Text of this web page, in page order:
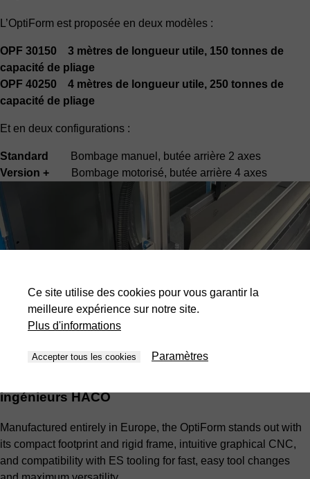
L’OptiForm est proposée en deux modèles :
OPF 30150 3 mètres de longueur utile, 150 tonnes de
capacité de pliage
OPF 40250 4 mètres de longueur utile, 250 tonnes de
capacité de pliage
Et en deux configurations :
Standard
Bombage manuel, butée arrière 2 axes
Version + Bombage motorisé, butée arrière 4 axes
ingénieurs HACO
Manufactured entirely in Europe, the OptiForm stands out with
its compact footprint and rigid frame, intuitive graphical CNC,
and compatibility with ES tooling for fast, easy tool changes
Ce site utilise des cookies pour vous garantir la
meilleure expérience sur notre site.
Plus d'informations
Accepter tous les cookies Paramètres